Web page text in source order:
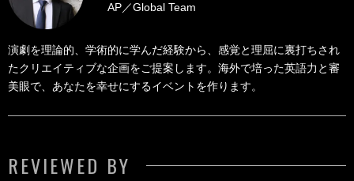
AP／Global Team
演劇を理論的、学術的に学んだ経験から、感覚と理屈に裏打ちされ
たクリエイティブな企画をご提案します。海外で培った英語力と審
美眼で、あなたを幸せにするイベントを作ります。
REVIEWED BY